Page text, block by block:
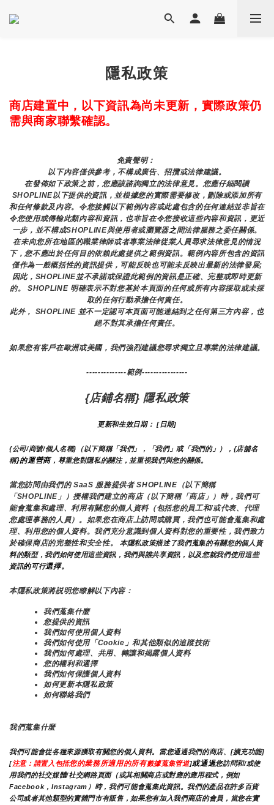
隱私政策
商店建置中，以下資訊為尚未更新，實際政策仍
需與商家聯繫確認。
免責聲明：
以下內容僅供參考，不構成廣告、招攬或法律建議。
在發佈如下政策之前，您應該諮詢獨立的法律意見。您應仔細閱讀
SHOPLINE以下提供的資訊，並根據您的實際需要修改，刪除或添加所有
和任何條款及內容。令您接觸以下範例內容或此處包含的任何連結並非旨在
令您使用或傳輸此類內容和資訊，也非旨在令您接收這些內容和資訊，更近
一步，並不構成SHOPLINE與使用者或瀏覽器之間法律服務之委任關係。
在未向您所在地區的職業律師或者專業法律從業人員尋求法律意見的情況
下，您不應出於任何目的依賴此處提供之範例資訊。範例內容所包含的資訊
僅作為一般概括性的資訊提供，可能反映也可能未反映出最新的法律發展;
因此，SHOPLINE並不承諾或保證此範例的資訊是正確、完整或即時更新
的。 SHOPLINE 明確表示不對您基於本頁面的任何或所有內容採取或未採
取的任何行動承擔任何責任。
此外， SHOPLINE 並不一定認可本頁面可能連結到之任何第三方內容，也
絕不對其承擔任何責任。
如果您有客戶在歐洲或美國，我們強烈建議您尋求獨立且專業的法律建議。
--------------範例----------------
{店鋪名稱} 隱私政策
更新和生效日期： [日期]
{公司/商號/個人名稱}（以下簡稱「我們」，「我們」或「我們的」），{店舖名
稱}的運營商，尊重您對隱私的關注，並重視我們與您的關係。
當您訪問由我們的 SaaS 服務提供者 SHOPLINE（以下簡稱
「SHOPLINE」）授權我們建立的商店（以下簡稱「商店」）時，我們可
能會蒐集和處理、利用有關您的個人資料（包括您的員工和/或代表、代理
您處理事務的人員）。如果您在商店上訪問或購買，我們也可能會蒐集和處
理、利用您的個人資料。我們充分意識到個人資料對您的重要性，我們致力
於確保商店的完整性和安全性。
本隱私政策描述了我們蒐集的有關您的個人資
料的類型，我們如何使用這些資訊，我們與誰共享資訊，以及您就我們使用這些
資訊的可行選擇。
本隱私政策將説明您瞭解以下內容：
我們蒐集什麼
您提供的資訊
我們如何使用個人資料
我們如何使用「Cookie」和其他類似的追蹤技術
我們如何處理、共用、轉讓和揭露個人資料
您的權利和選擇
我們如何保護個人資料
如何更新本隱私政策
如何聯絡我們
我們蒐集什麼
我們可能會從各種來源獲取有關您的個人資料。當您通過我們的商店、[擴充功能]
[注意：請置入包括您的業務所適用的所有數據蒐集管道]或通過您訪問和/或使
用我們的社交媒體/社交網路頁面（或其相關商店或對應的應用程式，例如
Facebook，Instagram）時，我們可能會蒐集此資訊。我們的產品在許多百貨
公司或者其他類型的實體門市有販售，如果您有加入我們商店的會員，當您在實